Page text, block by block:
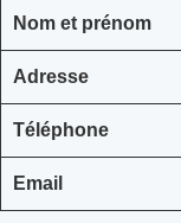
Nom et prénom
Adresse
Téléphone
Email